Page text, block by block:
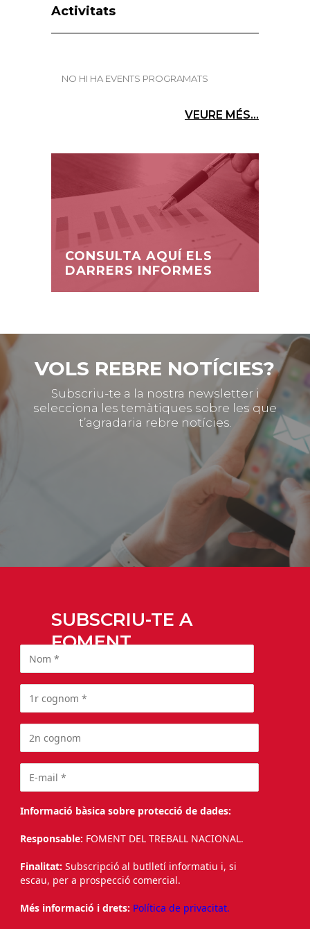
Activitats
NO HI HA EVENTS PROGRAMATS
VEURE MÉS...
CONSULTA AQUÍ ELS
DARRERS INFORMES
VOLS REBRE NOTÍCIES?
Subscriu-te a la nostra newsletter i
selecciona les temàtiques sobre les que
t’agradaria rebre notícies.
SUBSCRIU-TE A
FOMENT
Informació bàsica sobre protecció de dades:
Responsable: FOMENT DEL TREBALL NACIONAL.
Finalitat: Subscripció al butlletí informatiu i, si
escau, per a prospecció comercial.
Més informació i drets: Política de privacitat.